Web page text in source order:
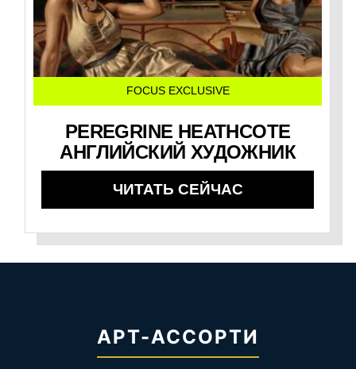
FOCUS EXCLUSIVE
PEREGRINE HEATHCOTE
АНГЛИЙСКИЙ ХУДОЖНИК
ЧИТАТЬ СЕЙЧАС
АРТ-АССОРТИ